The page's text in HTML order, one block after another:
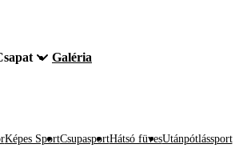
Galéria
Képes SportCsupasportHátsó füvesUtánpótlássport